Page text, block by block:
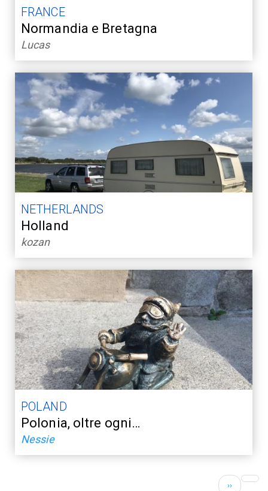
FRANCE
Normandia e Bretagna
Lucas
NETHERLANDS
Holland
kozan
POLAND
Polonia, oltre ogni…
Nessie
Next
››